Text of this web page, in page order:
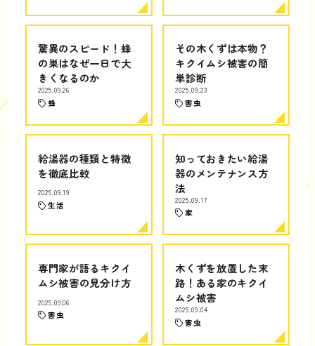
驚異のスピード！蜂
の巣はなぜ一日で大
きくなるのか
2025.09.26
蜂
その木くずは本物？
キクイムシ被害の簡
単診断
2025.09.23
害虫
給湯器の種類と特徴
を徹底比較
2025.09.19
生活
知っておきたい給湯
器のメンテナンス方
法
2025.09.17
家
専門家が語るキクイ
ムシ被害の見分け方
2025.09.06
害虫
木くずを放置した末
路！ある家のキクイ
ムシ被害
2025.09.04
害虫